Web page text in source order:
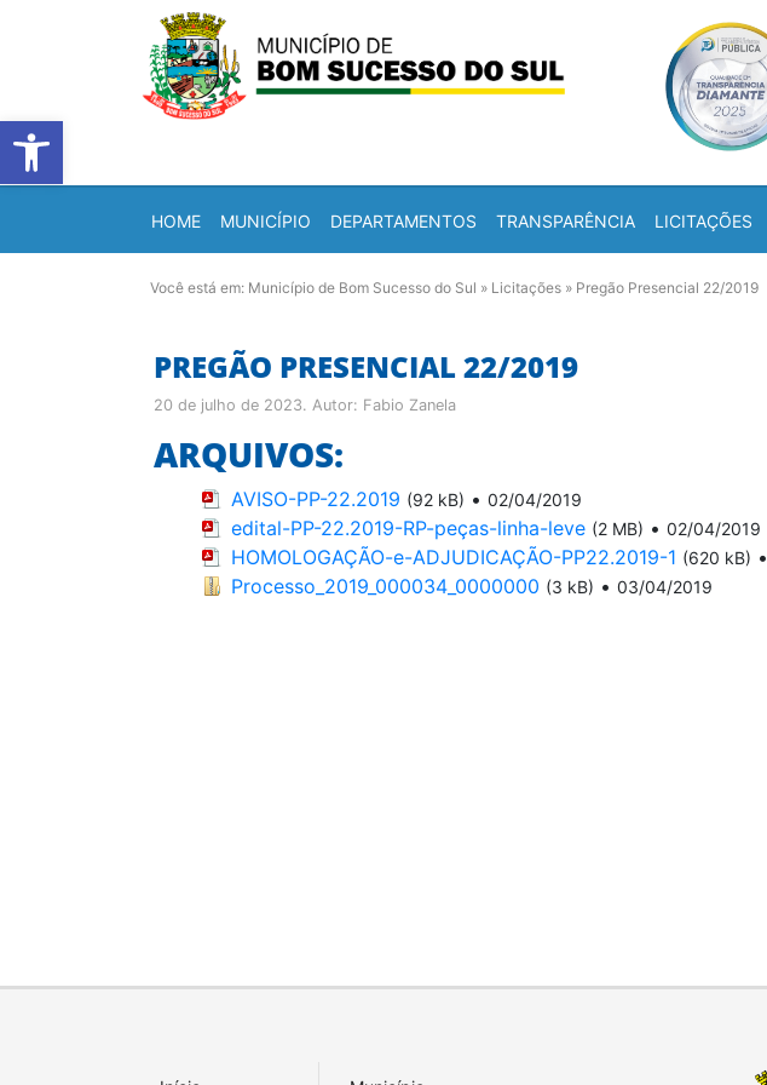
Barra de Ferramentas Aberta
HOME MUNICÍPIO DEPARTAMENTOS TRANSPARÊNCIA LICITAÇÕES
Você está em: Município de Bom Sucesso do Sul » Licitações » Pregão Presencial 22/2019
PREGÃO PRESENCIAL 22/2019
20 de julho de 2023. Autor: Fabio Zanela
ARQUIVOS:
AVISO-PP-22.2019 (92 kB) • 02/04/2019
edital-PP-22.2019-RP-peças-linha-leve (2 MB) • 02/04/2019
HOMOLOGAÇÃO-e-ADJUDICAÇÃO-PP22.2019-1 (620 kB) •
Processo_2019_000034_0000000 (3 kB) • 03/04/2019